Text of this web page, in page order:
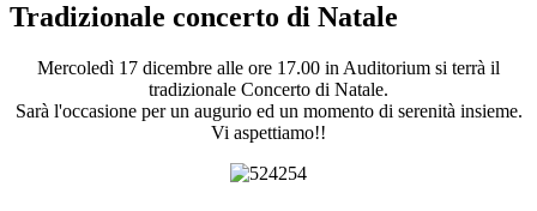
Tradizionale concerto di Natale
Mercoledì 17 dicembre alle ore 17.00 in Auditorium si terrà il
tradizionale Concerto di Natale.
Sarà l'occasione per un augurio ed un momento di serenità insieme.
Vi aspettiamo!!